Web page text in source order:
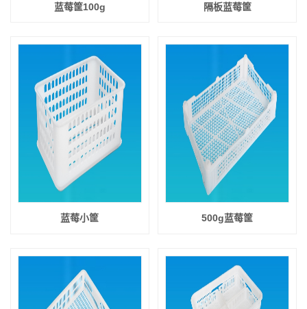
蓝莓筐100g 隔板蓝莓筐
蓝莓小筐 500g蓝莓筐